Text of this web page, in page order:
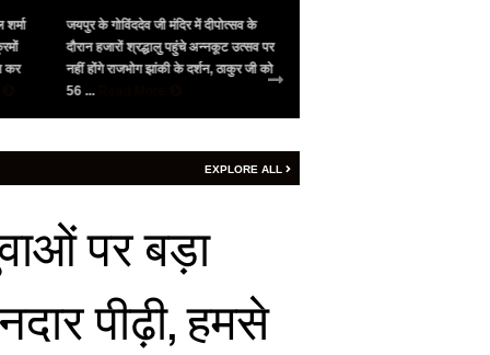
कर
जयपुर के गोविंददेव जी मंदिर में दीपोत्सव के
दौरान हजारों श्रद्धालु पहुंचे अन्नकूट उत्सव पर
नहीं होंगे राजभोग झांकी के दर्शन, ठाकुर जी को
56 ...
EXPLORE ALL
पर बड़ा
पीढ़ी, हमसे